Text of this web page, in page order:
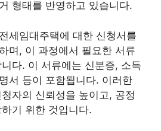
형태를 반영하고 있습니다.
세임대주택에 대한 신청서를
며, 이 과정에서 필요한 서류
다. 이 서류에는 신분증, 소득
서 등이 포함됩니다. 이러한
자의 신뢰성을 높이고, 공정
기 위한 것입니다.